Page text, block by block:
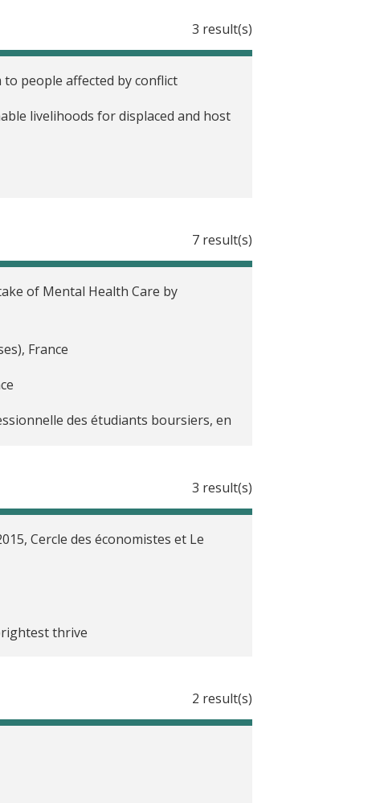
3 result(s)
people affected by conflict
livelihoods for displaced and host
7 result(s)
of Mental Health Care by
France
des étudiants boursiers, en
in Uganda
3 result(s)
Cercle des économistes et Le
thrive
2 result(s)